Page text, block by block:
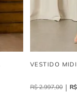
VESTIDO
R$ 2.997,00 R$